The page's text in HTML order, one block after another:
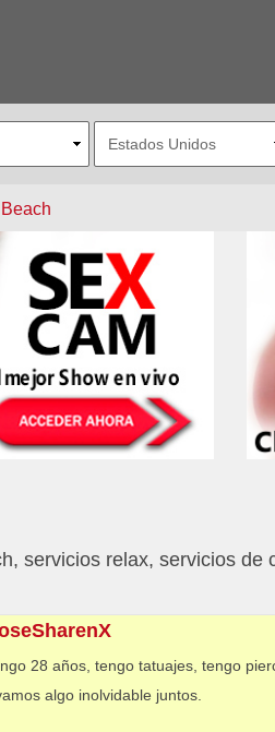
servicios relax, servicios de
28 años, tengo tatuajes, tengo
algo inolvidable juntos.